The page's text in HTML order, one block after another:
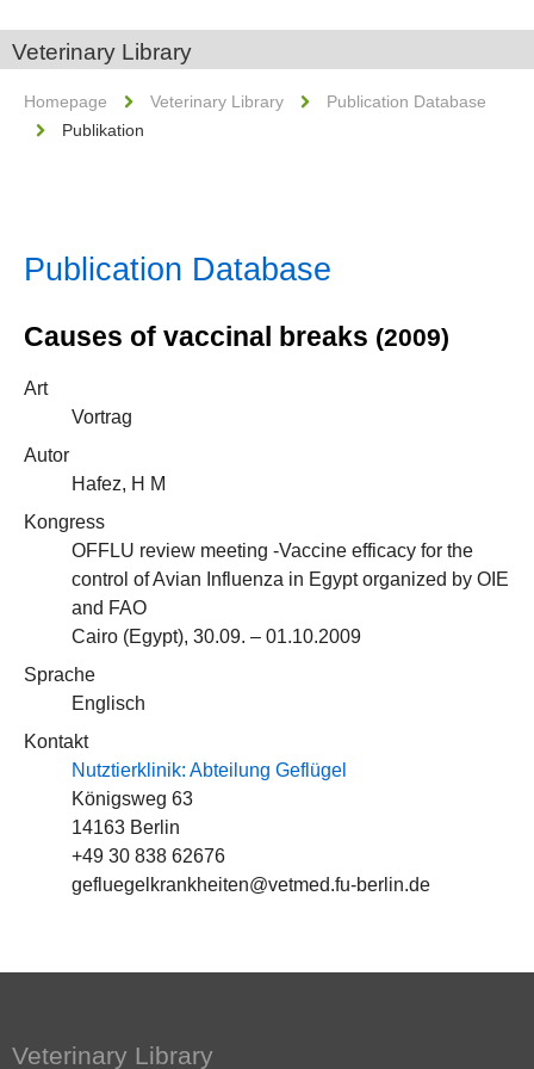
Veterinary Library
Homepage Veterinary Library
Publication Database
Publikation
Publication Database
Causes of vaccinal breaks (2009)
Art
Vortrag
Autor
Hafez, H M
Kongress
OFFLU review meeting -Vaccine efficacy for the
control of Avian Influenza in Egypt organized by OIE
and FAO
Cairo (Egypt), 30.09. – 01.10.2009
Sprache
Englisch
Kontakt
Nutztierklinik: Abteilung Geflügel
Königsweg 63
14163 Berlin
+49 30 838 62676
gefluegelkrankheiten@vetmed.fu-berlin.de
Veterinary Library